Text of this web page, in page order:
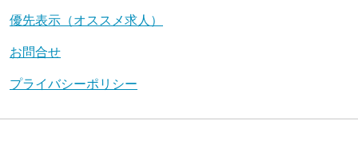
優先表示（オススメ求人）
お問合せ
プライバシーポリシー